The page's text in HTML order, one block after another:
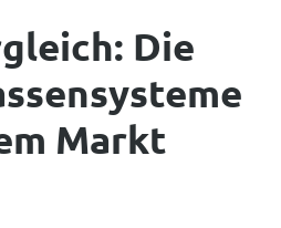
Die
Markt